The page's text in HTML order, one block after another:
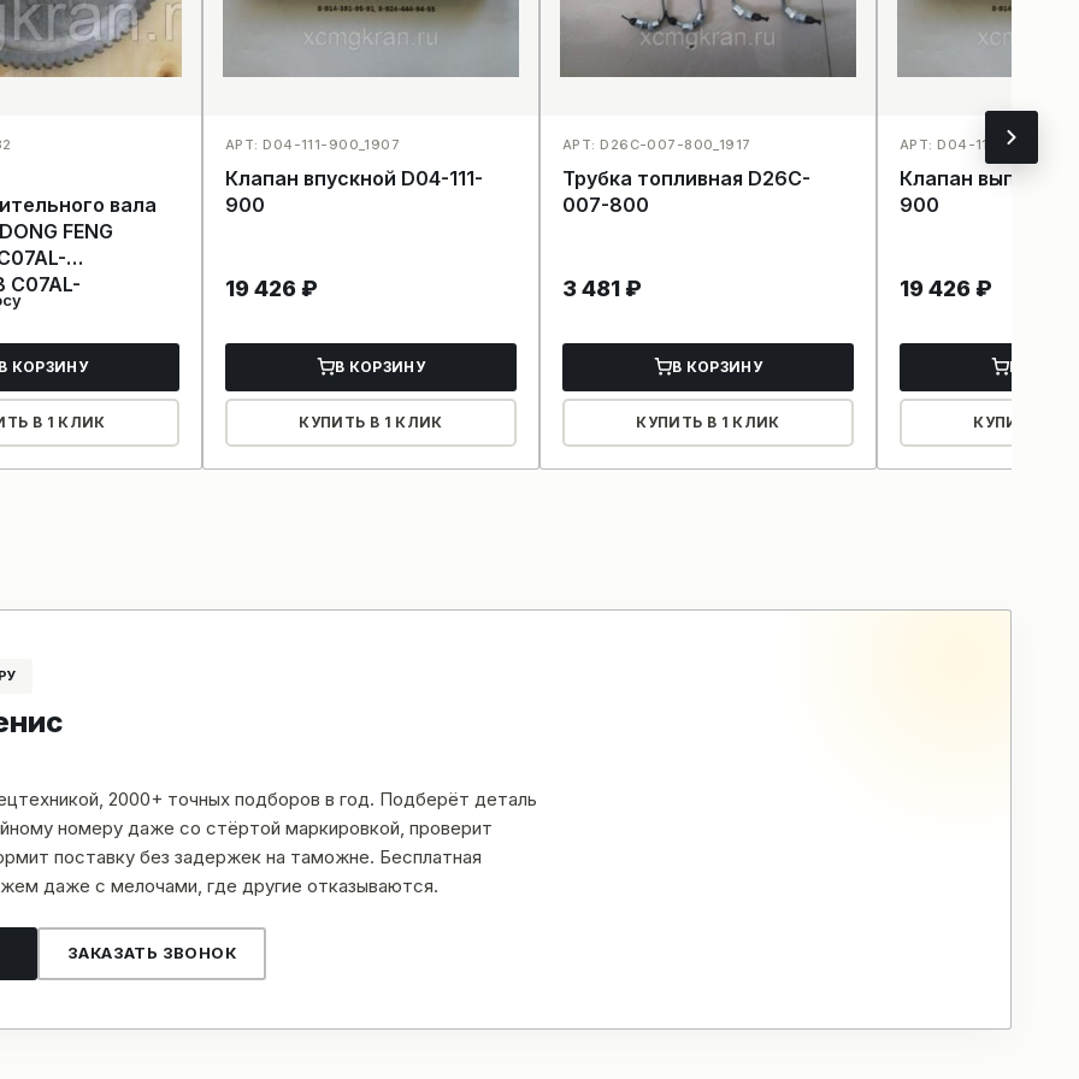
вала
FENG
C07AL-
КОРЗИНУ
В 1 КЛИК
АРТ: D04-111-900_1907
Клапан впускной D04-111-
900
19 426 ₽
В КОРЗИНУ
КУПИТЬ В 1 КЛИК
АРТ: D26C-007-800_1917
Трубка топливная D26C-
007-800
3 481₽
В КОРЗИНУ
КУПИТЬ В 1 КЛИК
АРТ: D04-110-900_1906
Клапан
900
19 426 ₽
В
КУПИТЬ В 1
2000+ точных подборов в год. Подберёт деталь
номеру даже со стёртой маркировкой, проверит
поставку без задержек на таможне. Бесплатная
даже с мелочами, где другие отказываются.
ЗАКАЗАТЬ ЗВОНОК